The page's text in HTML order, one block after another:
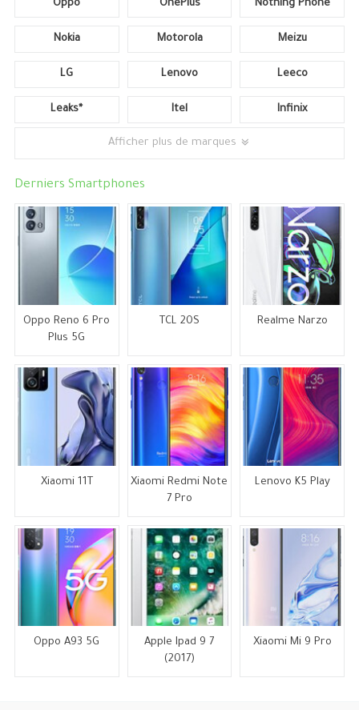
Oppo OnePlus Nothing Phone
Nokia Motorola Meizu
LG Lenovo Leeco
Leaks* Itel Infinix
Afficher plus de marques
Derniers Smartphones
Oppo Reno 6 Pro
Plus 5G
TCL 20S Realme Narzo
Xiaomi 11T
Xiaomi Redmi Note
7 Pro
Lenovo K5 Play
Oppo A93 5G
Apple Ipad 9 7
(2017)
Xiaomi Mi 9 Pro